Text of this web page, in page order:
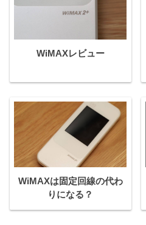
WiMAXレビュー
WiMAXは固定回線の代わ
りになる？